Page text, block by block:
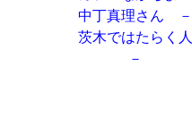
中丁真理さん －
茨木ではたらく人
－